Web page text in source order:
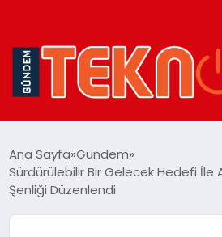
GÜNDEM
Ana Sayfa Gündem
Sürdürülebilir Bir Gelecek Hedefi İle
Şenliği Düzenlendi